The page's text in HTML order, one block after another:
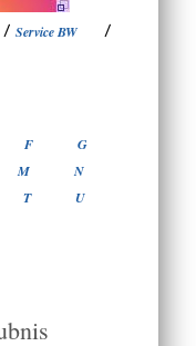
/ Service BW
/
F
G
M
N
T
U